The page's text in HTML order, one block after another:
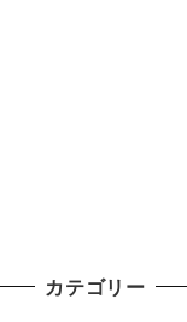
カテゴリー